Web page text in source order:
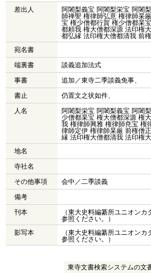
差出人
阿闍梨義宝 阿闍梨栄宝 阿闍
師禅聖 権律師弘意 権律師杲
宝 権少僧都行賀 権少僧都杲
都頼我 権大僧都深源 法印権
都弘縁 法印権大僧都清我 前
宛名書
端裏書
談義追加法式
事書
追加／東寺二季談義免事、
書止
仍置文之状如件、
人名
阿闍梨栄宝 阿闍梨義宝 阿闍
少僧都杲宝 権大僧都深源 権
我 権律師興雅 権律師尭宝 権
律師定伊 権律師杲厳 前権僧
縁 法印権大僧都清我 法印権
地名
寺社名
その他事項
会中／二季談義
備考
刊本
（東大史料編纂所ユニオン
参照ください。）
影写本
（東大史料編纂所ユニオン
参照ください。）
東寺文書検索システムの文